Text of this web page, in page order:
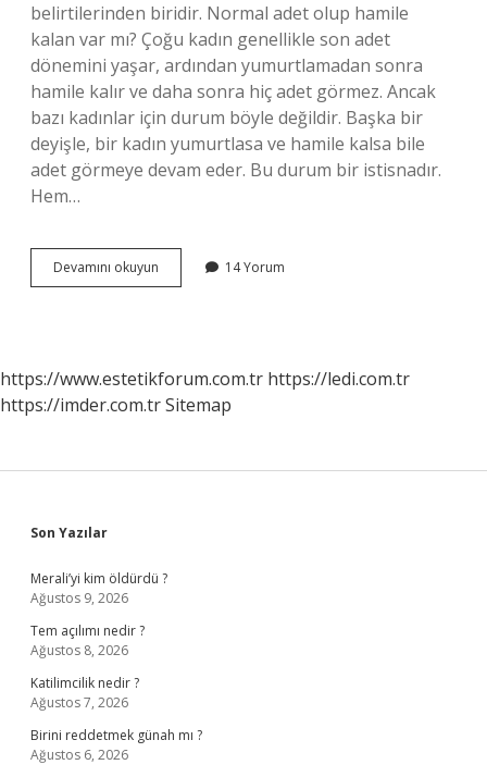
belirtilerinden biridir. Normal adet olup hamile
kalan var mı? Çoğu kadın genellikle son adet
dönemini yaşar, ardından yumurtlamadan sonra
hamile kalır ve daha sonra hiç adet görmez. Ancak
bazı kadınlar için durum böyle değildir. Başka bir
deyişle, bir kadın yumurtlasa ve hamile kalsa bile
adet görmeye devam eder. Bu durum bir istisnadır.
Hem…
Devamını okuyun
Döneminde
14 Yorum
https://www.estetikforum.com.tr https://ledi.com.tr
https://imder.com.trSitemap
Sidebar
Son Yazılar
Merali’yi kim öldürdü ?
Ağustos 9, 2026
Tem açılımı nedir ?
Ağustos 8, 2026
Katilimcilik nedir ?
Ağustos 7, 2026
Birini reddetmek günah mı ?
Ağustos 6, 2026